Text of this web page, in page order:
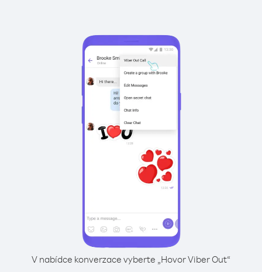
V nabídce konverzace vyberte „Hovor Viber Out“